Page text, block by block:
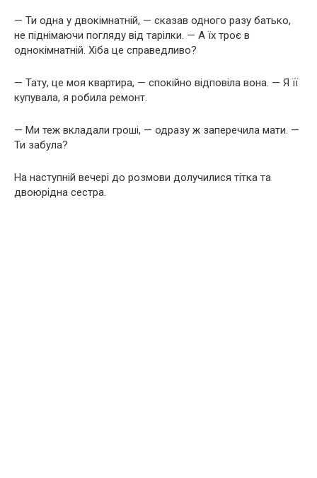
— Ти одна у двокімнатній, — сказав одного разу батько,
не піднімаючи погляду від тарілки. — А їх троє в
однокімнатній. Хіба це справедливо?
— Тату, це моя квартира, — спокійно відповіла вона. — Я її
купувала, я робила ремонт.
— Ми теж вкладали гроші, — одразу ж заперечила мати. —
Ти забула?
На наступній вечері до розмови долучилися тітка та
двоюрідна сестра.